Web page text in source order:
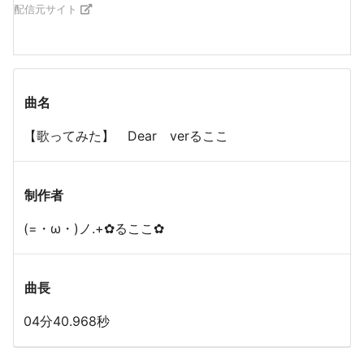
配信元サイト
曲名
【歌ってみた】 Dear verるここ
制作者
(=・ω・)ノ.+✿るここ✿
曲長
04分40.968秒